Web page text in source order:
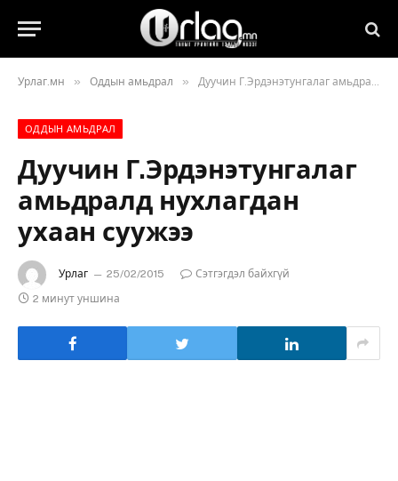
Урлаг.мн » Оддын амьдрал » Дуучин Г.Эрдэнэтунгалаг амьдралд нухлагдан ухаан суужээ
ОДДЫН АМЬДРАЛ
Дуучин Г.Эрдэнэтунгалаг
амьдралд нухлагдан
ухаан суужээ
Урлаг 25/02/2015
Сэтгэгдэл байхгүй
2 минут уншина